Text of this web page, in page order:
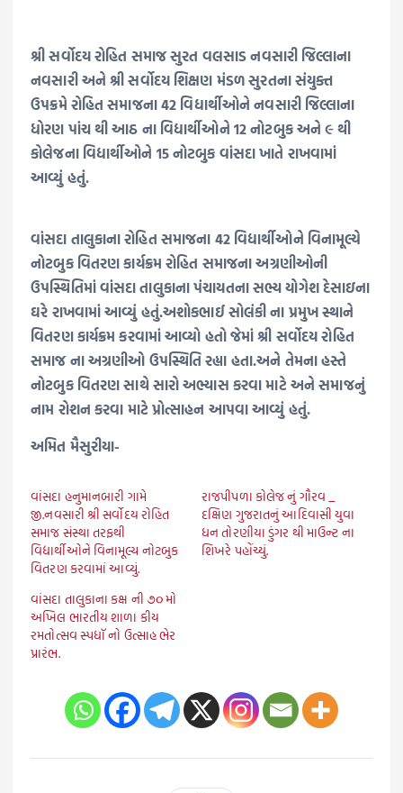
શ્રી સર્વોદય રોહિત સમાજ સુરત વલસાડ નવસારી જિલ્લાના
નવસારી અને શ્રી સર્વોદય શિક્ષણ મંડળ સુરતના સંયુક્ત
ઉપક્રમે રોહિત સમાજના 42 વિદ્યાર્થીઓને નવસારી જિલ્લાના
ધોરણ પાંચ થી આઠ ના વિદ્યાર્થીઓને 12 નોટબુક અને ૯ થી
કોલેજના વિદ્યાર્થીઓને 15 નોટબુક વાંસદા ખાતે રાખવામાં
આવ્યું હતું.
વાંસદા તાલુકાના રોહિત સમાજના 42 વિદ્યાર્થીઓને વિનામૂલ્યે
નોટબુક વિતરણ કાર્યક્રમ રોહિત સમાજના અગ્રણીઓની
ઉપસ્થિતિમાં વાંસદા તાલુકાના પંચાયતના સભ્ય યોગેશ દેસાઇના
ઘરે રાખવામાં આવ્યું હતું.અશોકભાઈ સોલંકી ના પ્રમુખ સ્થાને
વિતરણ કાર્યક્રમ કરવામાં આવ્યો હતો જેમાં શ્રી સર્વોદય રોહિત
સમાજ ના અગ્રણીઓ ઉપસ્થિતિ રહ્યા હતા.અને તેમના હસ્તે
નોટબુક વિતરણ સાથે સારો અભ્યાસ કરવા માટે અને સમાજનું
નામ રોશન કરવા માટે પ્રોત્સાહન આપવા આવ્યું હતું.
અમિત મૈસુરીયા-
વાંસદા હનુમાનબારી ગામે
જી.નવસારી શ્રી સર્વોદય રોહિત
સમાજ સંસ્થા તરફથી
વિદ્યાર્થીઓને વિનામૂલ્ય નોટબુક
વિતરણ કરવામાં આવ્યું.
રાજપીપળા કોલેજ નું ગૌરવ _
દક્ષિણ ગુજરાતનું આદિવાસી યુવા
ધન તોરણીયા ડુંગર થી માઉન્ટ ના
શિખરે પહોંચ્યું.
વાંસદા તાલુકાના કક્ષ ની ૭૦ મો
અખિલ ભારતીય શાળા કીય
રમતોત્સવ સ્પધૉ નો ઉત્સાહ ભેર
પ્રારંભ.